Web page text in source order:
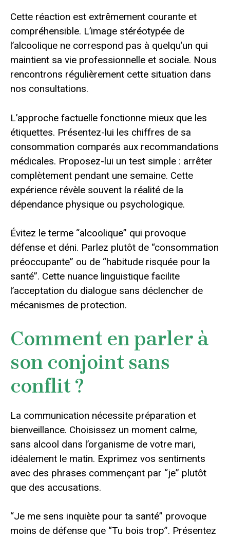
Cette réaction est extrêmement courante et
compréhensible. L’image stéréotypée de
l’alcoolique ne correspond pas à quelqu’un qui
maintient sa vie professionnelle et sociale. Nous
rencontrons régulièrement cette situation dans
nos consultations.
L’approche factuelle fonctionne mieux que les
étiquettes. Présentez-lui les chiffres de sa
consommation comparés aux recommandations
médicales. Proposez-lui un test simple : arrêter
complètement pendant une semaine. Cette
expérience révèle souvent la réalité de la
dépendance physique ou psychologique.
Évitez le terme “alcoolique” qui provoque
défense et déni. Parlez plutôt de “consommation
préoccupante” ou de “habitude risquée pour la
santé”. Cette nuance linguistique facilite
l’acceptation du dialogue sans déclencher de
mécanismes de protection.
Comment en parler à
son conjoint sans
conflit ?
La communication nécessite préparation et
bienveillance. Choisissez un moment calme,
sans alcool dans l’organisme de votre mari,
idéalement le matin. Exprimez vos sentiments
avec des phrases commençant par “je” plutôt
que des accusations.
“Je me sens inquiète pour ta santé” provoque
moins de défense que “Tu bois trop”. Présentez